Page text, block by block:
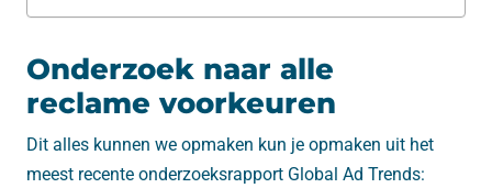
Onderzoek naar alle
reclame voorkeuren
Dit alles kunnen we opmaken kun je opmaken uit het
meest recente onderzoeksrapport Global Ad Trends: